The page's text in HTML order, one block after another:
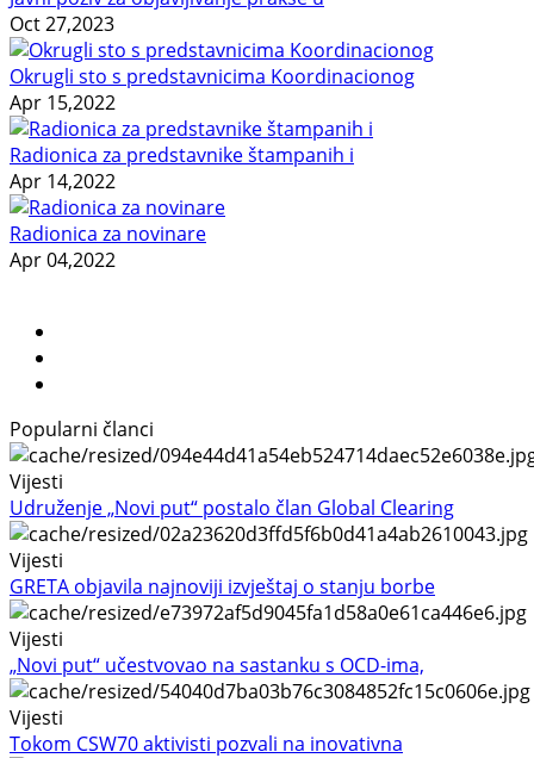
Oct 27,2023
Okrugli sto s predstavnicima Koordinacionog
Apr 15,2022
Radionica za predstavnike štampanih i
Apr 14,2022
Radionica za novinare
Apr 04,2022
Popularni članci
Vijesti
Udruženje „Novi put“ postalo član Global Clearing
Vijesti
GRETA objavila najnoviji izvještaj o stanju borbe
Vijesti
„Novi put“ učestvovao na sastanku s OCD-ima,
Vijesti
Tokom CSW70 aktivisti pozvali na inovativna